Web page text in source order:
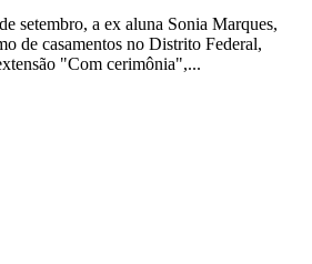
setembro, a ex aluna Sonia Marques,
de casamentos no Distrito Federal,
"Com cerimônia",...